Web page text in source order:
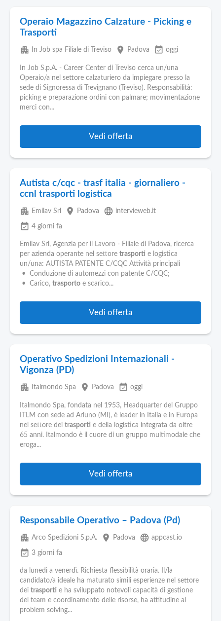
Operaio Magazzino Calzature - Picking e
Trasporti
apartment In Job spa Filiale di Treviso place Padova event_available oggi
In Job S.p.A. - Career Center di Treviso cerca un/una
Operaio/a nel settore calzaturiero da impiegare presso la
sede di Signoressa di Trevignano (Treviso). Responsabilità:
picking e preparazione ordini con palmare; movimentazione
merci con...
Vedi offerta
Autista c/cqc - trasf italia - giornaliero -
ccnl trasporti logistica
apartment Emilav Srl place Padova language intervieweb.it
event_available 4 giorni fa
Emilav Srl, Agenzia per il Lavoro - Filiale di Padova, ricerca
per azienda operante nel settore trasporti e logistica
un/una: AUTISTA PATENTE C/CQC Attività principali
• Conduzione di automezzi con patente C/CQC;
• Carico, trasporto e scarico...
Vedi offerta
Operativo Spedizioni Internazionali -
Vigonza (PD)
apartment Italmondo Spa place Padova event_available oggi
Italmondo Spa, fondata nel 1953, Headquarter del Gruppo
ITLM con sede ad Arluno (MI), è leader in Italia e in Europa
nel settore dei trasporti e della logistica integrata da oltre
65 anni. Italmondo è il cuore di un gruppo multimodale che
eroga...
Vedi offerta
Responsabile Operativo – Padova (Pd)
apartment Arco Spedizioni S.p.A. place Padova language appcast.io
event_available 3 giorni fa
da lunedì a venerdì. Richiesta flessibilità oraria. Il/la
candidato/a ideale ha maturato simili esperienze nel settore
dei trasporti e ha sviluppato notevoli capacità di gestione
del team e coordinamento delle risorse, ha attitudine al
problem solving...